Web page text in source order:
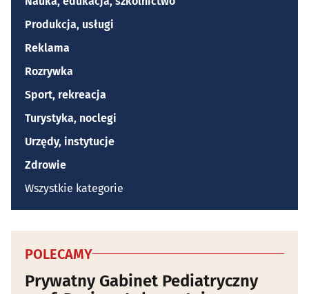
Produkcja, usługi
Reklama
Rozrywka
Sport, rekreacja
Turystyka, noclegi
Urzędy, instytucje
Zdrowie
Wszystkie kategorie
POLECAMY
Prywatny Gabinet Pediatryczny